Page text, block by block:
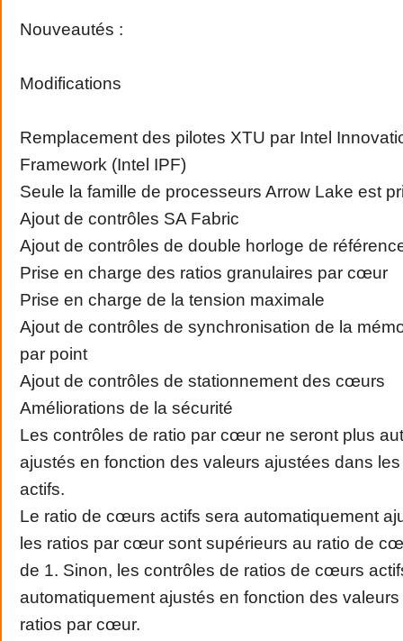
Nouveautés :
Modifications
Remplacement des pilotes XTU par Intel
Framework (Intel IPF)
Seule la famille de processeurs Arrow Lake est
Ajout de contrôles SA Fabric
Ajout de contrôles de double horloge de
Prise en charge des ratios granulaires par cœur
Prise en charge de la tension maximale
Ajout de contrôles de synchronisation de la
par point
Ajout de contrôles de stationnement des cœurs
Améliorations de la sécurité
Les contrôles de ratio par cœur ne seront plus
ajustés en fonction des valeurs ajustées dans
actifs.
Le ratio de cœurs actifs sera automatiquement
les ratios par cœur sont supérieurs au ratio de
de 1. Sinon, les contrôles de ratios de cœurs
automatiquement ajustés en fonction des
ratios par cœur.